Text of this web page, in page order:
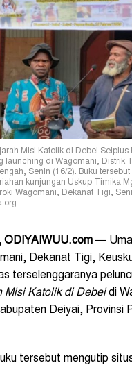
Misi Katolik di Debei Selpius
launching di Wagomani, Distrik
Senin (16/2). Buku
kunjungan Uskup Timika
Wagomani, Dekanat Tigi,
ODIYAIWUU.com —
Dekanat Tigi,
terselenggaranya
Misi Katolik di Debeidi
Deiyai, Provinsi
tersebut mengutip